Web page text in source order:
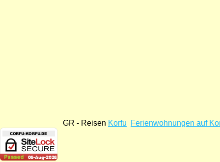
GR - Reisen Korfu Ferienwohnungen auf